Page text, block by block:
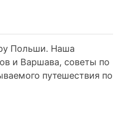
Польши. Наша
и Варшава, советы по
путешествия по